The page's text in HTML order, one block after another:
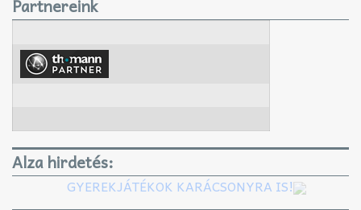
Partnereink
Alza hirdetés:
GYEREKJÁTÉKOK KARÁCSONYRA IS!